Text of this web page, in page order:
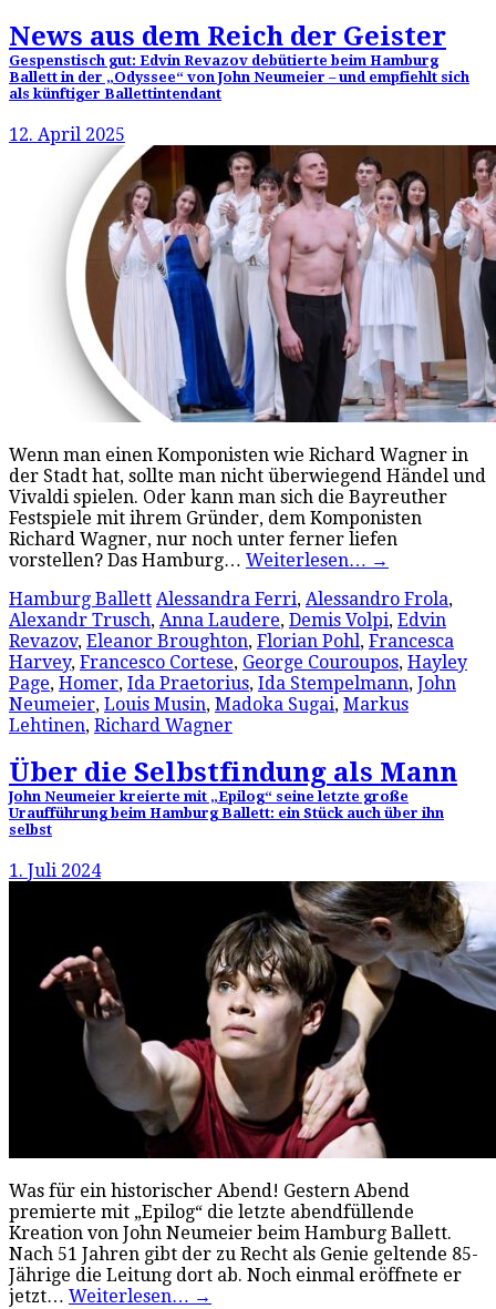
News aus dem Reich der Geister
Gespenstisch gut: Edvin Revazov debütierte beim Hamburg
Ballett in der „Odyssee“ von John Neumeier – und empfiehlt sich
als künftiger Ballettintendant
12. April 2025
Wenn man einen Komponisten wie Richard Wagner in
der Stadt hat, sollte man nicht überwiegend Händel und
Vivaldi spielen. Oder kann man sich die Bayreuther
Festspiele mit ihrem Gründer, dem Komponisten
Richard Wagner, nur noch unter ferner liefen
vorstellen? Das Hamburg… Weiterlesen… →
Hamburg Ballett Alessandra Ferri, Alessandro Frola,
Alexandr Trusch, Anna Laudere, Demis Volpi, Edvin
Revazov, Eleanor Broughton, Florian Pohl, Francesca
Harvey, Francesco Cortese, George Couroupos, Hayley
Page, Homer, Ida Praetorius, Ida Stempelmann, John
Neumeier, Louis Musin, Madoka Sugai, Markus
Lehtinen, Richard Wagner
Über die Selbstfindung als Mann
John Neumeier kreierte mit „Epilog“ seine letzte große
Uraufführung beim Hamburg Ballett: ein Stück auch über ihn
selbst
1. Juli 2024
Was für ein historischer Abend! Gestern Abend
premierte mit „Epilog“ die letzte abendfüllende
Kreation von John Neumeier beim Hamburg Ballett.
Nach 51 Jahren gibt der zu Recht als Genie geltende 85-
Jährige die Leitung dort ab. Noch einmal eröffnete er
jetzt… Weiterlesen… →